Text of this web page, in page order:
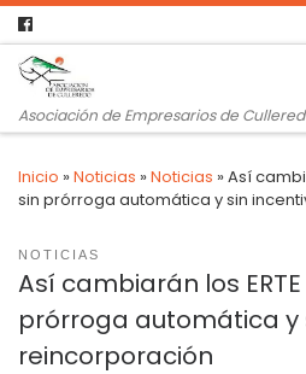
Asociación de Empresarios de
Inicio »Noticias »Noticias »Así
sin prórroga automática y sin
NOTICIAS
Así cambiarán los
prórroga automática y
reincorporación